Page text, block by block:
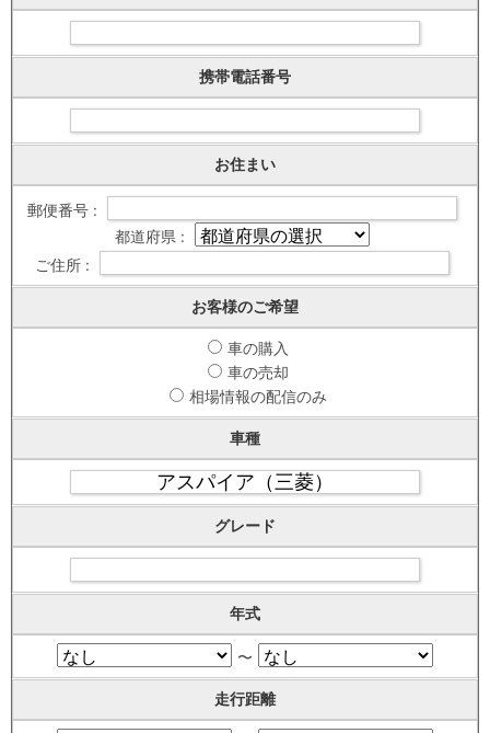
携帯電話番号
お住まい
郵便番号 :
都道府県 :
ご住所 :
お客様のご希望
車の購入
車の売却
相場情報の配信のみ
車種
グレード
年式
〜
走行距離